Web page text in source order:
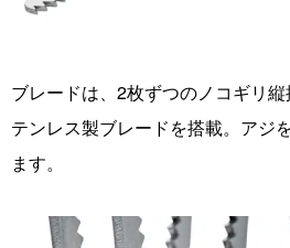
ブレードは、2枚ずつのノコギリ
テンレス製ブレードを搭載。アジ
ます。